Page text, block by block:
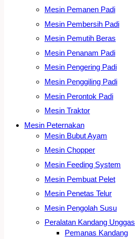
Mesin Pemanen Padi
Mesin Pembersih Padi
Mesin Pemutih Beras
Mesin Penanam Padi
Mesin Pengering Padi
Mesin Penggiling Padi
Mesin Perontok Padi
Mesin Traktor
Mesin Peternakan
Mesin Bubut Ayam
Mesin Chopper
Mesin Feeding System
Mesin Pembuat Pelet
Mesin Penetas Telur
Mesin Pengolah Susu
Peralatan Kandang Unggas
Pemanas Kandang